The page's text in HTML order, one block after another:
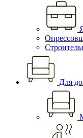
Для